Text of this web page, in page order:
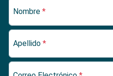
Nombre *
Apellido *